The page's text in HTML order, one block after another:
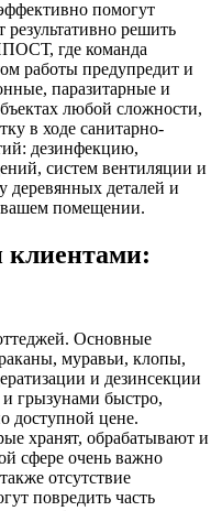
помогут
результативно решить
где команда
работы предупредит и
паразитарные и
любой сложности,
в ходе санитарно-
дезинфекцию,
систем вентиляции и
деревянных деталей и
помещении.
клиентами:
Основные
муравьи, клопы,
и дезинсекции
грызунами быстро,
доступной цене.
хранят, обрабатывают и
сфере очень важно
отсутствие
повредить часть